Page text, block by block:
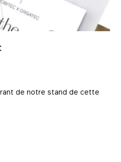
de notre stand de cette